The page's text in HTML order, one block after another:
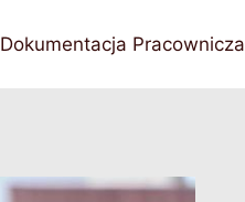
Dokumentacja Pracownicza